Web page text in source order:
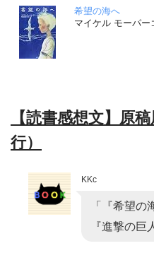
希望の海へ
マイケル モーパー
【読書感想文】原
行）
KKc
「『希望の
『進撃の巨